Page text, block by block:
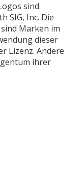
sind
SIG, Inc. Die
Marken im
dieser
Lizenz. Andere
ihrer